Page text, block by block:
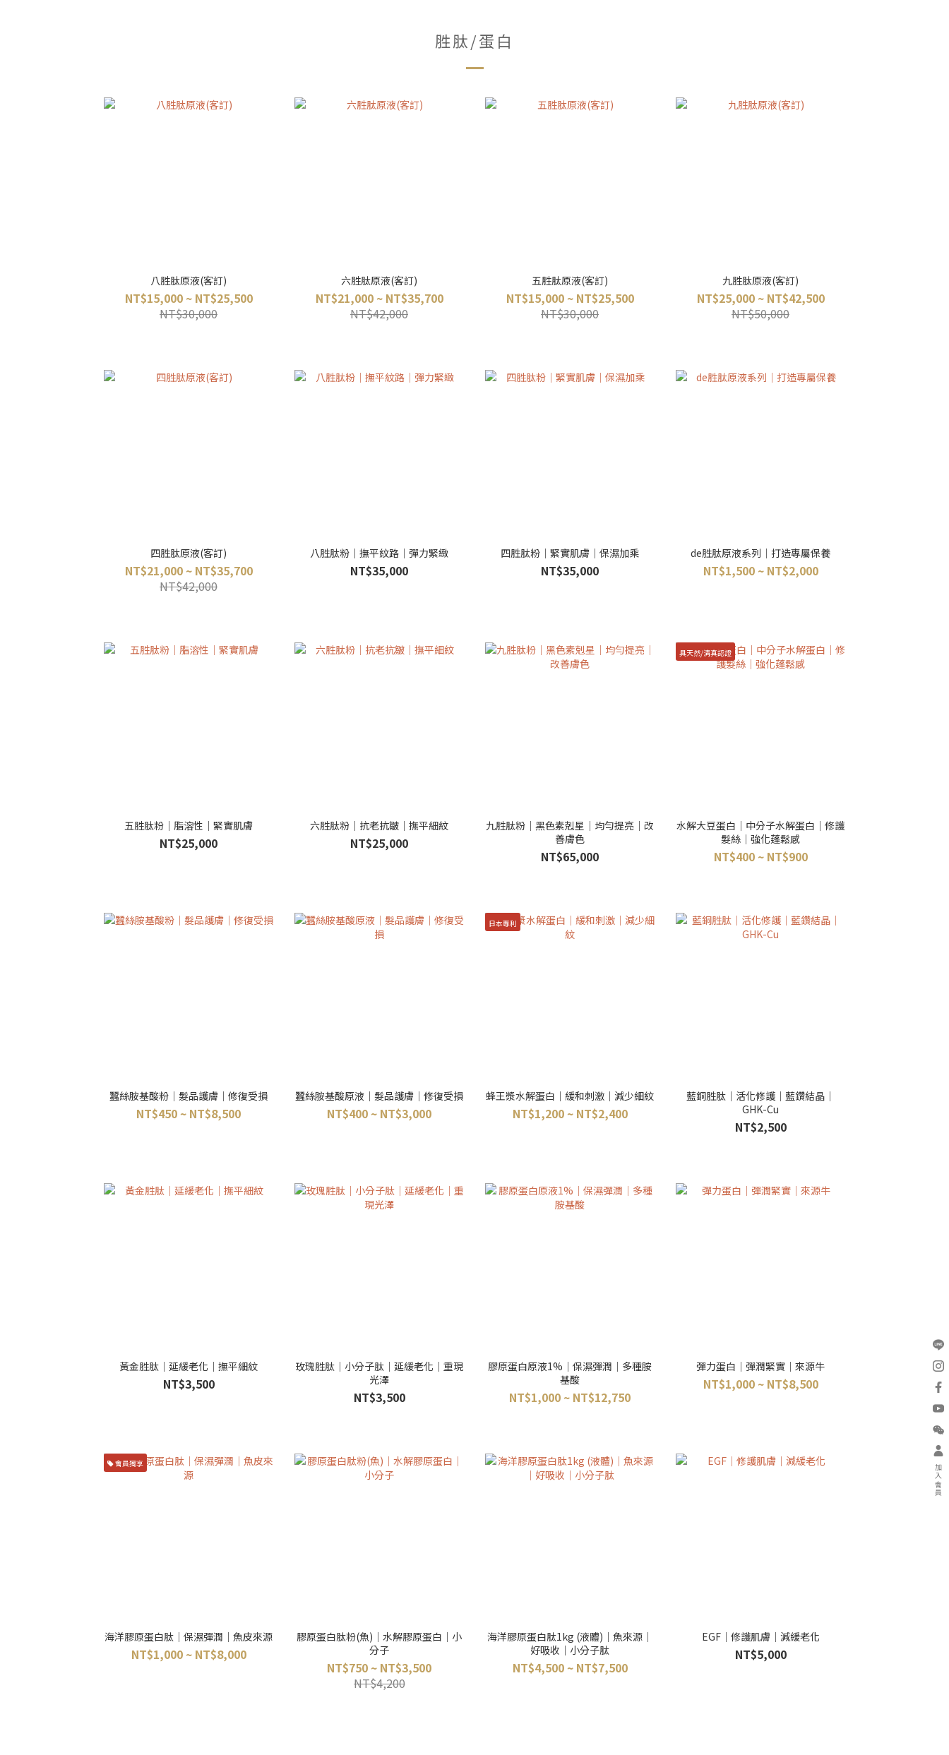
胜肽/蛋白
八胜肽原液(客訂)
NT$15,000 ~ NT$25,500
NT$30,000
六胜肽原液(客訂)
NT$21,000 ~ NT$35,700
NT$42,000
五胜肽原液(客訂)
NT$15,000 ~ NT$25,500
NT$30,000
九胜肽原液(客訂)
NT$25,000 ~ NT$42,500
NT$50,000
四胜肽原液(客訂)
NT$21,000 ~ NT$35,700
NT$42,000
八胜肽粉｜撫平紋路｜彈力緊緻
NT$35,000
四胜肽粉｜緊實肌膚｜保濕加乘
NT$35,000
de胜肽原液系列｜打造專屬保養
NT$1,500 ~ NT$2,000
五胜肽粉｜脂溶性｜緊實肌膚
NT$25,000
六胜肽粉｜抗老抗皺｜撫平細紋
NT$25,000
九胜肽粉｜黑色素剋星｜均勻提亮｜改
善膚色
NT$65,000
具天然/清真認證
水解大豆蛋白｜中分子水解蛋白｜修護
髮絲｜強化蓬鬆感
NT$400 ~ NT$900
蠶絲胺基酸粉｜髮品護膚｜修復受損
NT$450 ~ NT$8,500
蠶絲胺基酸原液｜髮品護膚｜修復受損
NT$400 ~ NT$3,000
日本專利
蜂王漿水解蛋白｜緩和刺激｜減少細紋
NT$1,200 ~ NT$2,400
藍銅胜肽｜活化修護｜藍鑽結晶｜
GHK-Cu
NT$2,500
黃金胜肽｜延緩老化｜撫平細紋
NT$3,500
玫瑰胜肽｜小分子肽｜延緩老化｜重現
光澤
NT$3,500
膠原蛋白原液1%｜保濕彈潤｜多種胺
基酸
NT$1,000 ~ NT$12,750
彈力蛋白｜彈潤緊實｜來源牛
NT$1,000 ~ NT$8,500
會員獨享
海洋膠原蛋白肽｜保濕彈潤｜魚皮來源
NT$1,000 ~ NT$8,000
膠原蛋白肽粉(魚)｜水解膠原蛋白｜小
分子
NT$750 ~ NT$3,500
NT$4,200
海洋膠原蛋白肽1kg (液體)｜魚來源｜
好吸收｜小分子肽
NT$4,500 ~ NT$7,500
EGF｜修護肌膚｜減緩老化
NT$5,000
加入會員